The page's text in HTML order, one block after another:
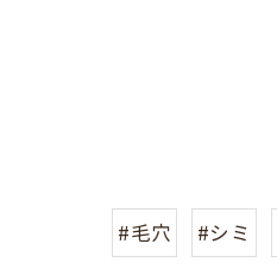
#毛穴 #シミ